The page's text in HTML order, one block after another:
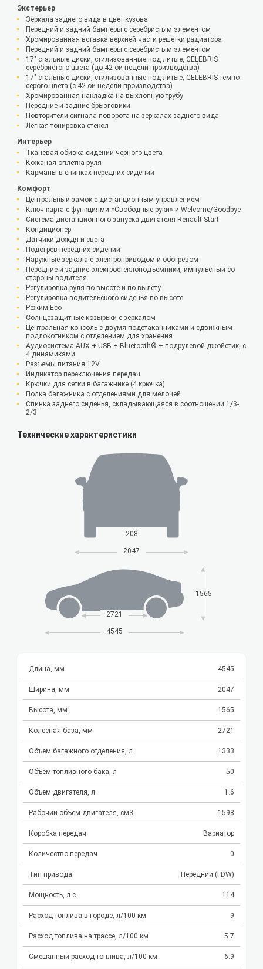
Экстерьер
Зеркала заднего вида в цвет кузова
Передний и задний бамперы с серебристым элементом
Хромированная вставка верхней части решетки радиатора
Передний и задний бамперы с серебристым элементом
17" стальные диски, стилизованные под литые, CELEBRIS
серебристого цвета (до 42-ой недели производства)
17" стальные диски, стилизованные под литые, CELEBRIS темно-
серого цвета (с 42-ой недели производства)
Хромированная накладка на выхлопную трубу
Передние и задние брызговики
Повторители сигнала поворота на зеркалах заднего вида
Легкая тонировка стекол
Интерьер
Тканевая обивка сидений черного цвета
Кожаная оплетка руля
Карманы в спинках передних сидений
Комфорт
Центральный замок с дистанционным управлением
Ключ-карта с функциями «Свободные руки» и Welcome/Goodbye
Система дистанционного запуска двигателя Renault Start
Кондиционер
Датчики дождя и света
Подогрев передних сидений
Наружные зеркала с электроприводом и обогревом
Передние и задние электростеклоподъемники, импульсный со
стороны водителя
Регулировка руля по высоте и по вылету
Регулировка водительского сиденья по высоте
Режим Eco
Солнцезащитные козырьки с зеркалом
Центральная консоль с двумя подстаканниками и сдвижным
подлокотником с отделением для хранения
Аудиосистема AUX + USB + Bluetooth® + подрулевой джойстик, с
4 динамиками
Разъемы питания 12V
Индикатор переключения передач
Крючки для сетки в багажнике (4 крючка)
Полка багажника с отделениями для мелочей
Спинка заднего сиденья, складывающаяся в соотношении 1/3-
2/3
Технические характеристики
208
2047
2721
1565
4545
Длина, мм 4545
Ширина, мм 2047
Высота, мм 1565
Колесная база, мм 2721
Объем багажного отделения, л 1333
Объем топливного бака, л 50
Объем двигателя, л 1.6
Рабочий объем двигателя, см3 1598
Коробка передач Вариатор
Количество передач 0
Тип привода Передний (FDW)
Мощность, л.с 114
Расход топлива в городе, л/100 км 9
Расход топлива на трассе, л/100 км 5.7
Смешанный расход топлива, л/100 км 6.9